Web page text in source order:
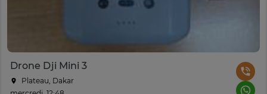
Drone Dji Mini 3
Plateau, Dakar